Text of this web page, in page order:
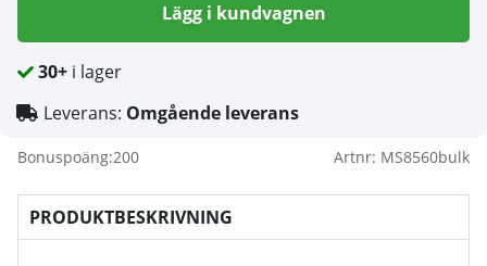
Lägg i kundvagnen
30+ i lager
Leverans: Omgående leverans
Bonuspoäng:200 Artnr: MS8560bulk
PRODUKTBESKRIVNING